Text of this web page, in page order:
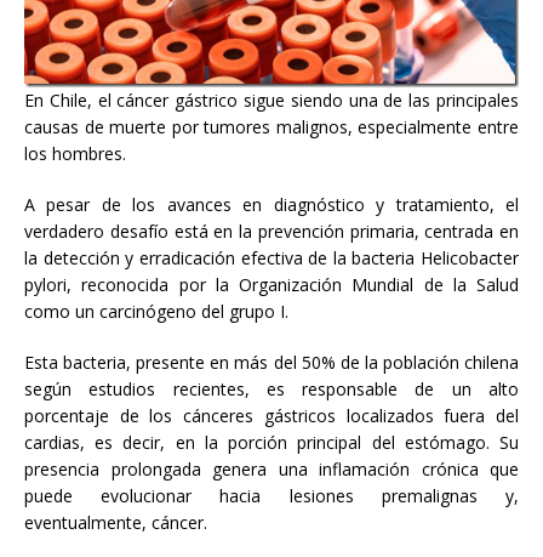
En Chile, el cáncer gástrico sigue siendo una de las principales
causas de muerte por tumores malignos, especialmente entre
los hombres.
A pesar de los avances en diagnóstico y tratamiento, el
verdadero desafío está en la prevención primaria, centrada en
la detección y erradicación efectiva de la bacteria Helicobacter
pylori, reconocida por la Organización Mundial de la Salud
como un carcinógeno del grupo I.
Esta bacteria, presente en más del 50% de la población chilena
según estudios recientes, es responsable de un alto
porcentaje de los cánceres gástricos localizados fuera del
cardias, es decir, en la porción principal del estómago. Su
presencia prolongada genera una inflamación crónica que
puede evolucionar hacia lesiones premalignas y,
eventualmente, cáncer.